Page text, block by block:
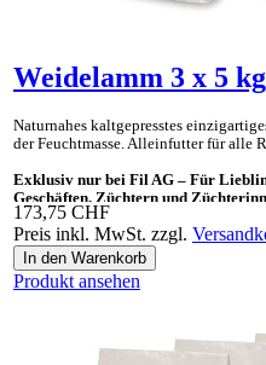
Weidelamm 3 x 5 kg
Naturnahes kaltgepresstes
der Feucht­masse. Allein­futter für alle
Exklusiv nur bei Fil AG – Für
Geschäften, Züchtern und
Ideal auch als «Gesundes Leckerli»
173,75 CHF
Preis inkl. MwSt. zzgl.
Produkt ansehen